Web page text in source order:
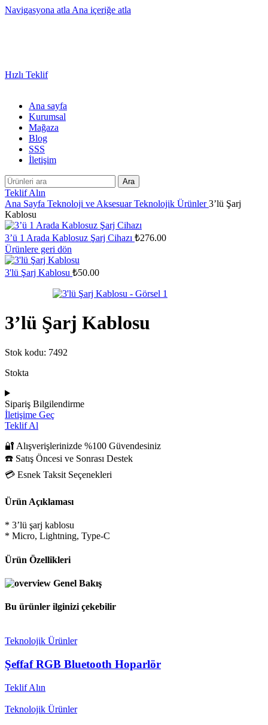
Navigasyona atla Ana içeriğe atla
Hızlı Teklif
Ana sayfa
Kurumsal
Mağaza
Blog
SSS
İletişim
Ara
Teklif Alın
Ana Sayfa Teknoloji ve AksesuarTeknolojik Ürünler3’lü Şarj
Kablosu
3’ü 1 Arada Kablosuz Şarj Cihazı ₺276.00
Ürünlere geri dön
3'lü Şarj Kablosu ₺50.00
3’lü Şarj Kablosu
Stok kodu: 7492
Stokta
Sipariş Bilgilendirme
İletişime Geç
Teklif Al
🔐 Alışverişlerinizde %100 Güvendesiniz
☎️ Satış Öncesi ve Sonrası Destek
💳 Esnek Taksit Seçenekleri
Ürün Açıklaması
* 3’lü şarj kablosu
* Micro, Lightning, Type-C
Ürün Özellikleri
Genel Bakış
Bu ürünler ilginizi çekebilir
Teknolojik Ürünler
Şeffaf RGB Bluetooth Hoparlör
Teklif Alın
Teknolojik Ürünler